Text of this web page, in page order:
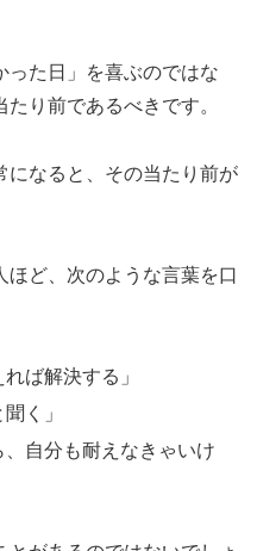
った日」を喜ぶのではな
り前であるべきです。
になると、その当たり前が
ど、次のような言葉を口
ば解決する」
く」
、自分も耐えなきゃいけ